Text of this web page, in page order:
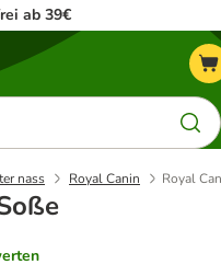
ab 39€
nass Royal Canin Royal